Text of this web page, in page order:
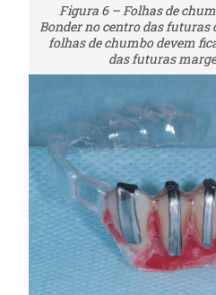
Figura 6 – Folhas de
Bonder no centro das futuras
folhas de chumbo devem
das futuras